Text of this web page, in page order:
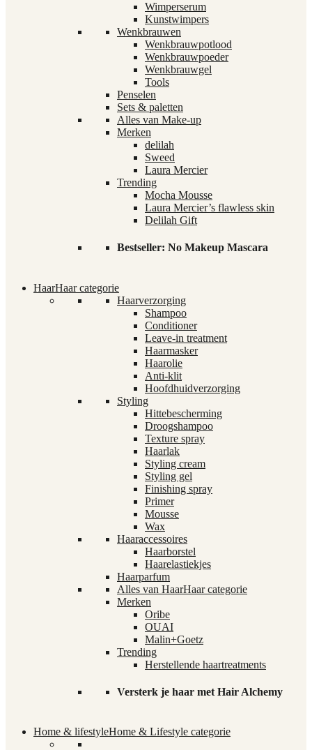
Wimperserum
Kunstwimpers
Wenkbrauwen
Wenkbrauwpotlood
Wenkbrauwpoeder
Wenkbrauwgel
Tools
Penselen
Sets & paletten
Alles van Make-up
Merken
delilah
Sweed
Laura Mercier
Trending
Mocha Mousse
Laura Mercier’s flawless skin
Delilah Gift
Bestseller: No Makeup Mascara
HaarHaar categorie
Haarverzorging
Shampoo
Conditioner
Leave-in treatment
Haarmasker
Haarolie
Anti-klit
Hoofdhuidverzorging
Styling
Hittebescherming
Droogshampoo
Texture spray
Haarlak
Styling cream
Styling gel
Finishing spray
Primer
Mousse
Wax
Haaraccessoires
Haarborstel
Haarelastiekjes
Haarparfum
Alles van HaarHaar categorie
Merken
Oribe
OUAI
Malin+Goetz
Trending
Herstellende haartreatments
Versterk je haar met Hair Alchemy
Home & lifestyleHome & Lifestyle categorie